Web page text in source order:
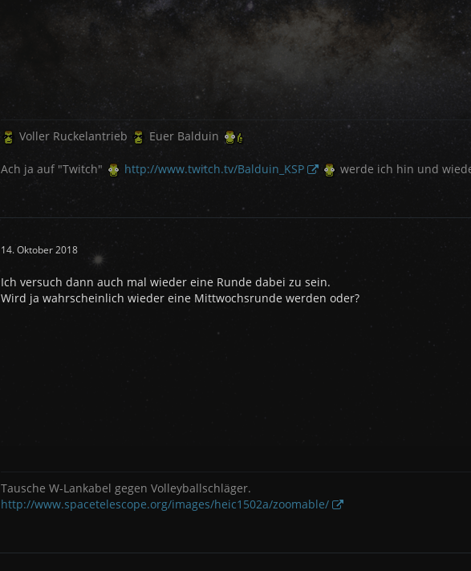
Voller Ruckelantrieb Euer Balduin
Ach ja auf "Twitch" http://www.twitch.tv/Balduin_KSP werde ich hin und
14. Oktober 2018
Ich versuch dann auch mal wieder eine Runde dabei zu sein.
Wird ja wahrscheinlich wieder eine Mittwochsrunde werden oder?
Tausche W-Lankabel gegen Volleyballschläger.
http://www.spacetelescope.org/images/heic1502a/zoomable/